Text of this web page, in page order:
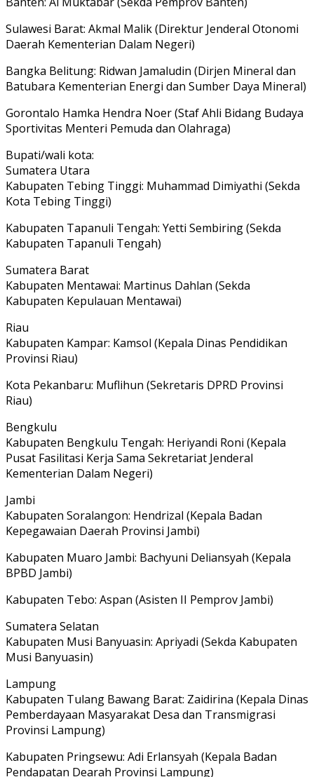
Sulawesi Barat: Akmal Malik (Direktur Jenderal Otonomi
Daerah Kementerian Dalam Negeri)
Bangka Belitung: Ridwan Jamaludin (Dirjen Mineral dan
Batubara Kementerian Energi dan Sumber Daya Mineral)
Gorontalo Hamka Hendra Noer (Staf Ahli Bidang Budaya
Sportivitas Menteri Pemuda dan Olahraga)
Bupati/wali kota:
Sumatera Utara
Kabupaten Tebing Tinggi: Muhammad Dimiyathi (Sekda
Kota Tebing Tinggi)
Kabupaten Tapanuli Tengah: Yetti Sembiring (Sekda
Kabupaten Tapanuli Tengah)
Sumatera Barat
Kabupaten Mentawai: Martinus Dahlan (Sekda
Kabupaten Kepulauan Mentawai)
Riau
Kabupaten Kampar: Kamsol (Kepala Dinas Pendidikan
Provinsi Riau)
Kota Pekanbaru: Muflihun (Sekretaris DPRD Provinsi
Riau)
Bengkulu
Kabupaten Bengkulu Tengah: Heriyandi Roni (Kepala
Pusat Fasilitasi Kerja Sama Sekretariat Jenderal
Kementerian Dalam Negeri)
Jambi
Kabupaten Soralangon: Hendrizal (Kepala Badan
Kepegawaian Daerah Provinsi Jambi)
Kabupaten Muaro Jambi: Bachyuni Deliansyah (Kepala
BPBD Jambi)
Kabupaten Tebo: Aspan (Asisten II Pemprov Jambi)
Sumatera Selatan
Kabupaten Musi Banyuasin: Apriyadi (Sekda Kabupaten
Musi Banyuasin)
Lampung
Kabupaten Tulang Bawang Barat: Zaidirina (Kepala Dinas
Pemberdayaan Masyarakat Desa dan Transmigrasi
Provinsi Lampung)
Kabupaten Pringsewu: Adi Erlansyah (Kepala Badan
Pendapatan Dearah Provinsi Lampung)